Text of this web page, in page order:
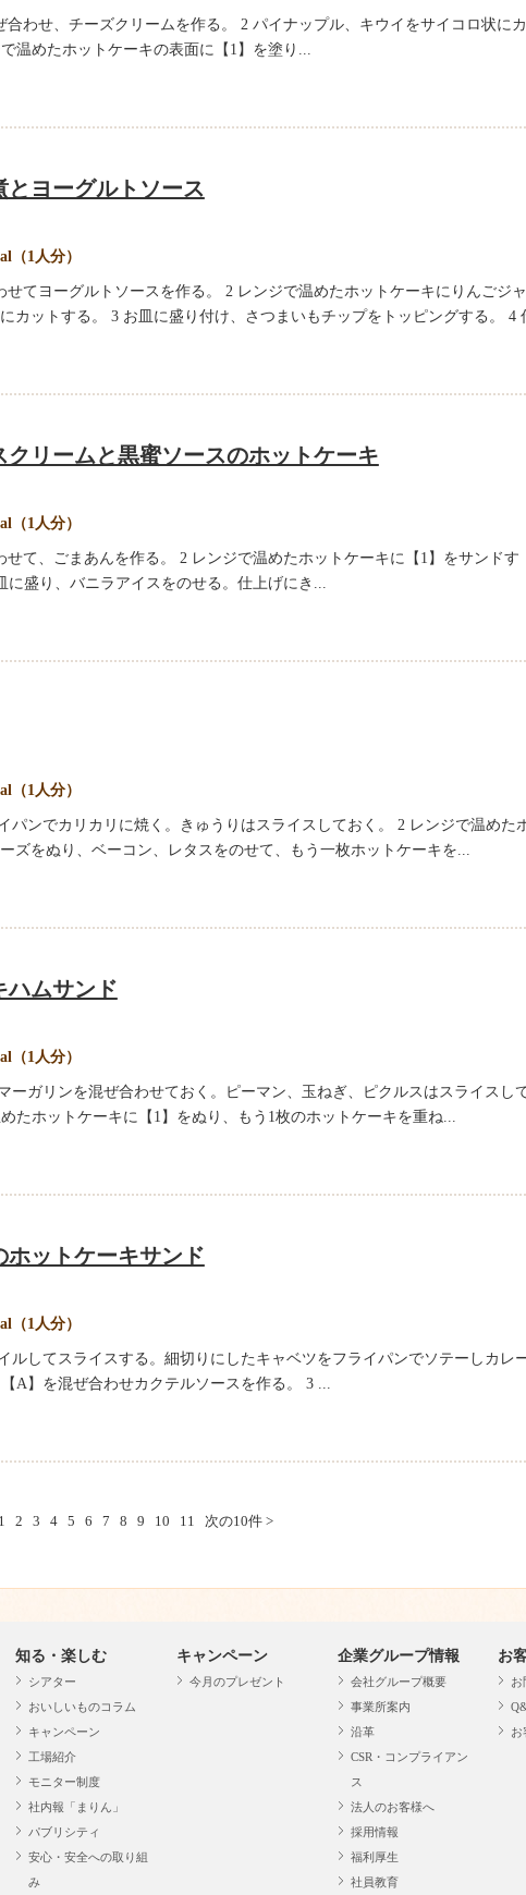
合わせ、チーズクリームを作る。 2 パイナップル、キウイをサイコロ状に
温めたホットケーキの表面に【1】を塗り...
とヨーグルトソース
（1人分）
せてヨーグルトソースを作る。 2 レンジで温めたホットケーキにりんごジ
カットする。 3 お皿に盛り付け、さつまいもチップをトッピングする。 4
クリームと黒蜜ソースのホットケーキ
（1人分）
せて、ごまあんを作る。 2 レンジで温めたホットケーキに【1】をサンドす
に盛り、バニラアイスをのせる。仕上げにき...
（1人分）
パンでカリカリに焼く。きゅうりはスライスしておく。 2 レンジで温めた
ズをぬり、ベーコン、レタスをのせて、もう一枚ホットケーキを...
ハムサンド
（1人分）
ーガリンを混ぜ合わせておく。ピーマン、玉ねぎ、ピクルスはスライスし
たホットケーキに【1】をぬり、もう1枚のホットケーキを重ね...
ホットケーキサンド
（1人分）
ルしてスライスする。細切りにしたキャベツをフライパンでソテーしカレ
A】を混ぜ合わせカクテルソースを作る。 3 ...
1 2 3 4 5 6 7 8 9 10 11 次の10件 >
知る・楽しむ
シアター
おいしいものコラム
キャンペーン
工場紹介
モニター制度
社内報「まりん」
パブリシティ
安心・安全への取り組
み
キャンペーン
今月のプレゼント
企業グループ情報
会社グループ概要
事業所案内
沿革
CSR・コンプライアン
ス
法人のお客様へ
採用情報
福利厚生
社員教育
お
お
お